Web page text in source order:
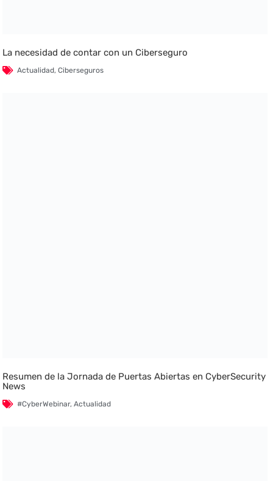
La necesidad de contar con un Ciberseguro
Actualidad,Ciberseguros
Resumen de la Jornada de Puertas Abiertas en CyberSecurity
News
#CyberWebinar,Actualidad